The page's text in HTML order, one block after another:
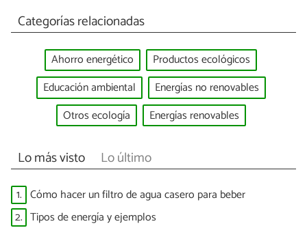
Categorías relacionadas
Ahorro energético
Productos ecológicos
Educación ambiental
Energías no renovables
Otros ecología
Energías renovables
Lo más visto Lo último
1. Cómo hacer un filtro de agua casero para beber
2. Tipos de energía y ejemplos